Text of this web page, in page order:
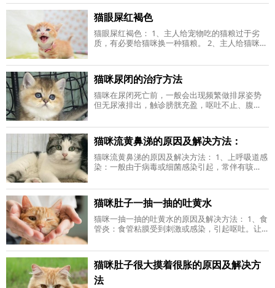
猫眼屎红褐色
猫眼屎红褐色： 1、主人给宠物吃的猫粮过于劣
质，有必要给猫咪换一种猫粮。 2、主人给猫咪喂
理。 3、猫咪可能是泪腺堵塞了，主人可以
猫咪尿闭的治疗方法
猫咪在尿闭死亡前，一般会出现频繁做排尿姿势
但无尿液排出，触诊膀胱充盈，呕吐不止、腹
渐放松，瞳孔逐渐增大等症状。如果猫咪出
猫咪流黄鼻涕的原因及解决方法：
猫咪流黄鼻涕的原因及解决方法： 1、上呼吸道感
染：一般由于病毒或细菌感染引起，常伴有咳
或注射抗生素等，加强营养和护理。 2、鼻
猫咪肚子一抽一抽的吐黄水
猫咪一抽一抽的吐黄水的原因及解决方法： 1、食
管炎：食管粘膜受到刺激或感染，引起呕吐。让
医指导下给猫咪口服药物。 2、胃肠道不
猫咪肚子很大摸着很胀的原因及解决方
法